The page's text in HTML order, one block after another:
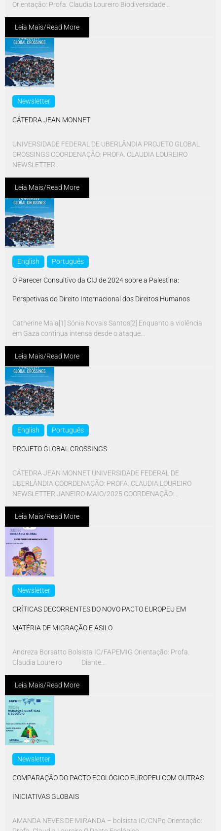
Orientação: Profa. Claudia Loureiro Biodiversidade...
Leia Mais/Read More
Newsletter
CÁTEDRA JEAN MONNET
UNIVERSIDADE FEDERAL DE UBERLÂNDIA PROJETO GLOBAL
CROSSINGS COORDENAÇÃO: PROFA. CLAUDIA LOUREIRO
NEWSLETTER...
Leia Mais/Read More
English Português
O Parecer Consultivo da CIJ de 2024 sobre a Palestina:
Perspetivas do Direito Internacional dos Direitos Humanos
Catherine Maia[1] Sónia Novais Santos[2] Enquanto a violência
em Gaza continua intensa desde o ataque...
Leia Mais/Read More
English Português
PROJETO GLOBAL CROSSINGS
CÁTEDRA JEAN MONNET UNIVERSIDADE FEDERAL DE
UBERLÂNDIA COORDENAÇÃO: PROFA. CLAUDIA LOUREIRO
NEWSLETTER JANEIRO-MAIO/2025 COORDENAÇÃO:...
Leia Mais/Read More
Newsletter
CRÍTICAS DECORRENTES DO NOVO PACTO EUROPEU EM
MATÉRIA DE MIGRAÇÃO E ASILO
Andreza Borsatto Bolsista IC/FAPEMIG Orientação: Profa.
Claudia Loureiro Diante...
Leia Mais/Read More
Newsletter
COMPARAÇÃO DO PACTO ECOLÓGICO EUROPEU COM OUTRAS
INICIATIVAS GLOBAIS
AMANDA NEVES DE MIRANDA – bolsista IC/CNPq Orientação: